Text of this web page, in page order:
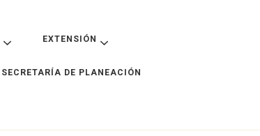
EXTENSIÓN
SECRETARÍA DE PLANEACIÓN